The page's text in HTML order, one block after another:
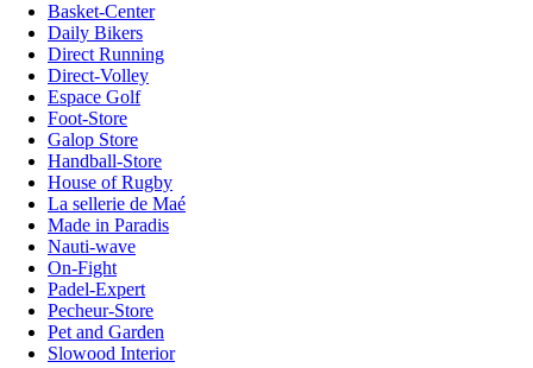
Basket-Center
Daily Bikers
Direct Running
Direct-Volley
Espace Golf
Foot-Store
Galop Store
Handball-Store
House of Rugby
La sellerie de Maé
Made in Paradis
Nauti-wave
On-Fight
Padel-Expert
Pecheur-Store
Pet and Garden
Slowood Interior